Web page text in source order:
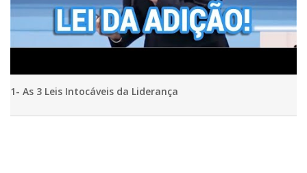
1- As 3 Leis Intocáveis da Liderança